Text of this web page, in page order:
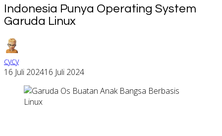
Indonesia Punya Operating System
Garuda Linux
cycy
16 Juli 202416 Juli 2024